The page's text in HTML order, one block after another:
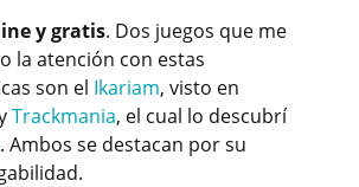
y gratis. Dos juegos que me
la atención con estas
son el Ikariam, visto en
Trackmania, el cual lo descubrí
. Ambos se destacan por su